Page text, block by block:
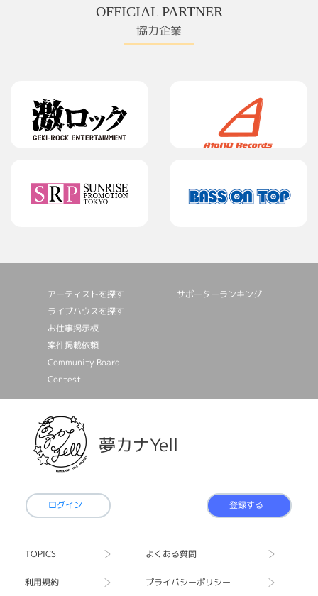
OFFICIAL PARTNER
協力企業
アーティストを探す
ライブハウスを探す
お仕事掲⽰板
案件掲載依頼
Community Board
Contest
サポーターランキング
夢カナYell
ログイン 登録する
TOPICS よくある質問
利用規約 プライバシーポリシー